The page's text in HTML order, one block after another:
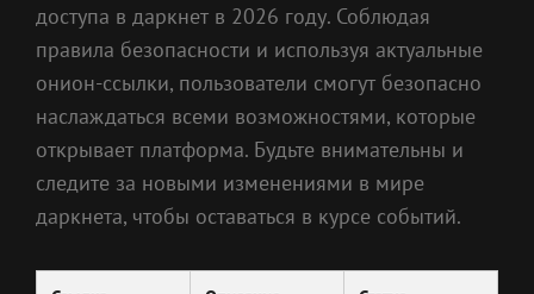
доступа в даркнет в 2026 году. Соблюдая
правила безопасности и используя актуальные
онион-ссылки, пользователи смогут безопасно
наслаждаться всеми возможностями, которые
открывает платформа. Будьте внимательны и
следите за новыми изменениями в мире
даркнета, чтобы оставаться в курсе событий.